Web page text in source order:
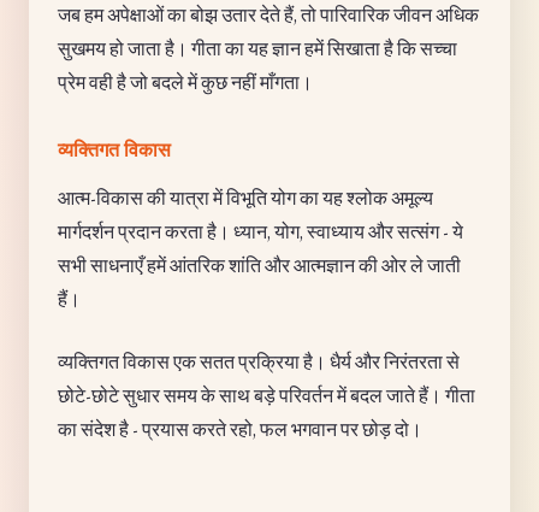
जब हम अपेक्षाओं का बोझ उतार देते हैं, तो पारिवारिक जीवन अधिक
सुखमय हो जाता है। गीता का यह ज्ञान हमें सिखाता है कि सच्चा
प्रेम वही है जो बदले में कुछ नहीं माँगता।
व्यक्तिगत विकास
आत्म-विकास की यात्रा में विभूति योग का यह श्लोक अमूल्य
मार्गदर्शन प्रदान करता है। ध्यान, योग, स्वाध्याय और सत्संग - ये
सभी साधनाएँ हमें आंतरिक शांति और आत्मज्ञान की ओर ले जाती
हैं।
व्यक्तिगत विकास एक सतत प्रक्रिया है। धैर्य और निरंतरता से
छोटे-छोटे सुधार समय के साथ बड़े परिवर्तन में बदल जाते हैं। गीता
का संदेश है - प्रयास करते रहो, फल भगवान पर छोड़ दो।